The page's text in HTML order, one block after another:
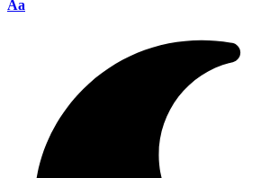
Font
Aa